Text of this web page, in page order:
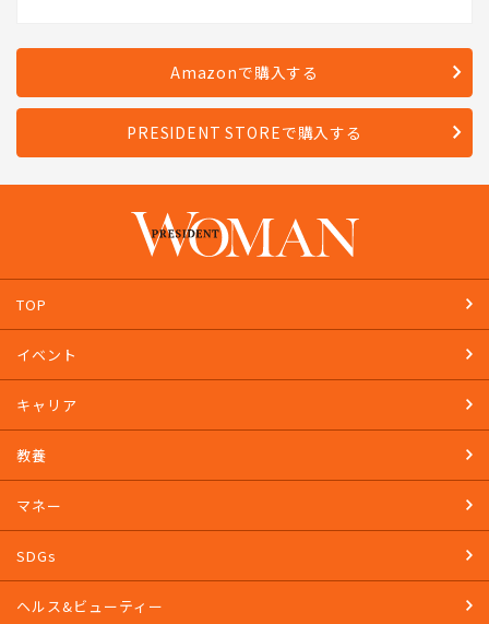
Amazonで購入する
PRESIDENT STOREで購入する
TOP
イベント
キャリア
教養
マネー
SDGs
ヘルス&ビューティー